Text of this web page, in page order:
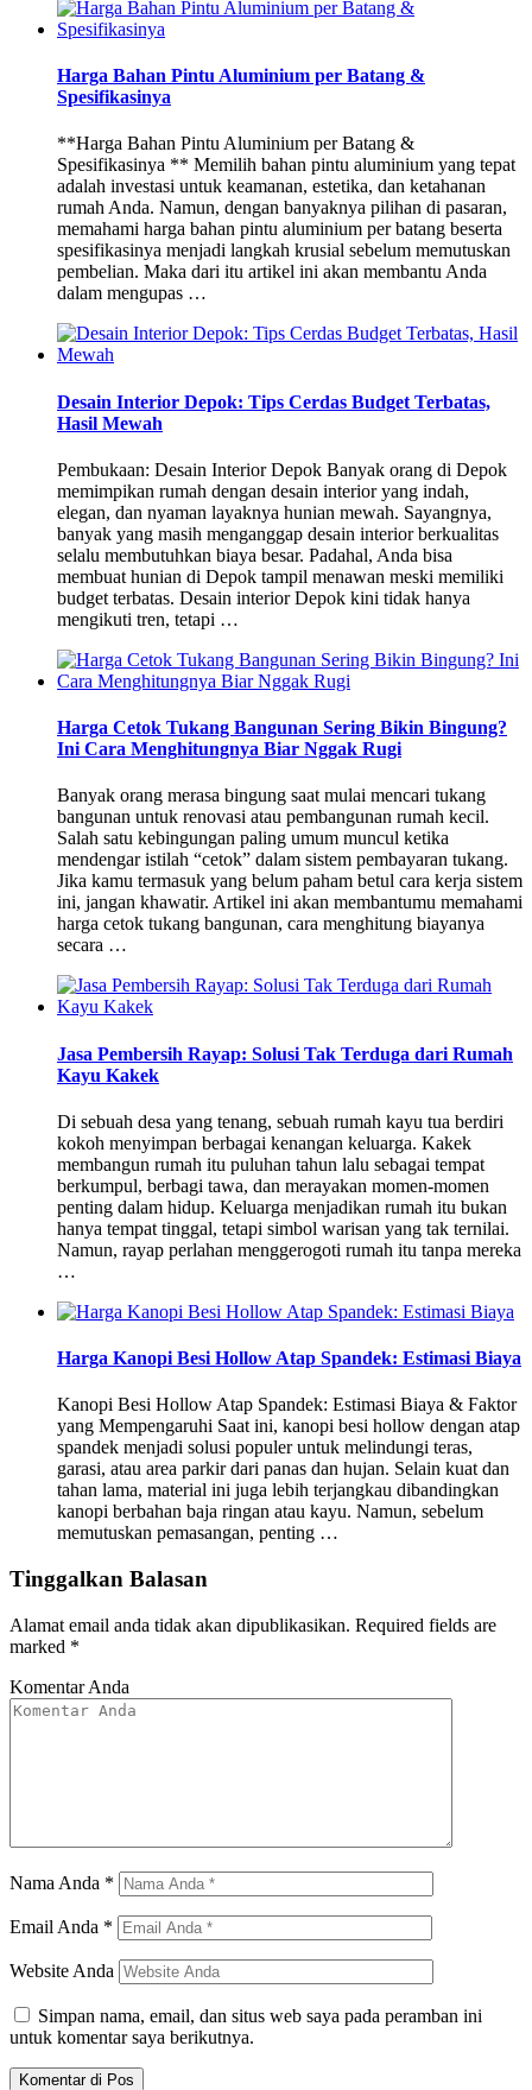
Harga Bahan Pintu Aluminium per Batang &
Spesifikasinya
**Harga Bahan Pintu Aluminium per Batang &
Spesifikasinya ** Memilih bahan pintu aluminium yang tepat
adalah investasi untuk keamanan, estetika, dan ketahanan
rumah Anda. Namun, dengan banyaknya pilihan di pasaran,
memahami harga bahan pintu aluminium per batang beserta
spesifikasinya menjadi langkah krusial sebelum memutuskan
pembelian. Maka dari itu artikel ini akan membantu Anda
dalam mengupas …
Desain Interior Depok: Tips Cerdas Budget Terbatas,
Hasil Mewah
Pembukaan: Desain Interior Depok Banyak orang di Depok
memimpikan rumah dengan desain interior yang indah,
elegan, dan nyaman layaknya hunian mewah. Sayangnya,
banyak yang masih menganggap desain interior berkualitas
selalu membutuhkan biaya besar. Padahal, Anda bisa
membuat hunian di Depok tampil menawan meski memiliki
budget terbatas. Desain interior Depok kini tidak hanya
mengikuti tren, tetapi …
Harga Cetok Tukang Bangunan Sering Bikin Bingung?
Ini Cara Menghitungnya Biar Nggak Rugi
Banyak orang merasa bingung saat mulai mencari tukang
bangunan untuk renovasi atau pembangunan rumah kecil.
Salah satu kebingungan paling umum muncul ketika
mendengar istilah “cetok” dalam sistem pembayaran tukang.
Jika kamu termasuk yang belum paham betul cara kerja sistem
ini, jangan khawatir. Artikel ini akan membantumu memahami
harga cetok tukang bangunan, cara menghitung biayanya
secara …
Jasa Pembersih Rayap: Solusi Tak Terduga dari Rumah
Kayu Kakek
Di sebuah desa yang tenang, sebuah rumah kayu tua berdiri
kokoh menyimpan berbagai kenangan keluarga. Kakek
membangun rumah itu puluhan tahun lalu sebagai tempat
berkumpul, berbagi tawa, dan merayakan momen-momen
penting dalam hidup. Keluarga menjadikan rumah itu bukan
hanya tempat tinggal, tetapi simbol warisan yang tak ternilai.
Namun, rayap perlahan menggerogoti rumah itu tanpa mereka
…
Harga Kanopi Besi Hollow Atap Spandek: Estimasi Biaya
Kanopi Besi Hollow Atap Spandek: Estimasi Biaya & Faktor
yang Mempengaruhi Saat ini, kanopi besi hollow dengan atap
spandek menjadi solusi populer untuk melindungi teras,
garasi, atau area parkir dari panas dan hujan. Selain kuat dan
tahan lama, material ini juga lebih terjangkau dibandingkan
kanopi berbahan baja ringan atau kayu. Namun, sebelum
memutuskan pemasangan, penting …
Tinggalkan Balasan
Alamat email anda tidak akan dipublikasikan. Required fields are
marked *
Komentar Anda
Nama Anda *
Email Anda *
Website Anda
Simpan nama, email, dan situs web saya pada peramban ini
untuk komentar saya berikutnya.